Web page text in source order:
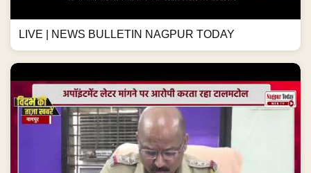
LIVE | NEWS BULLETIN NAGPUR TODAY